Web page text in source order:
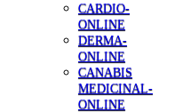
CARDIO-
ONLINE
DERMA-
ONLINE
CANABIS
MEDICINAL-
ONLINE